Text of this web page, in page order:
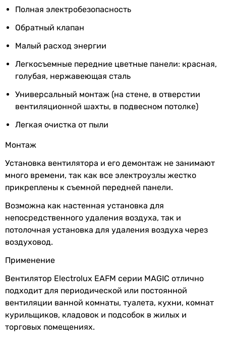
14 Вт
30 дБ
31.5 дБ
34 дБ
34 дБ
34 дБ
33 дБ
26 дБ
38 дБ
Шум от вентилятора
стандартный (от 28 до 35 дБ)
стандартный (от 28 до 35 дБ)
стандартный (от 28 до 35 дБ)
стандартный (от 28 до 35 дБ)
стандартный (от 28 до 35 дБ)
стандартный (от 28 до 35 дБ)
тихий (до 27 дБ)
тихий (до 27 дБ)
шумный (от 36 дБ)
шумный (от 36 дБ)
Монтаж вентилятора
настенный, потолочный
панели
Гарантия
Увидели ошибку в описании или характеристиках?
Сообщите нам об этом!
Magic EAFM-100T носят ознакомительный характер и могут
изменяться производителем без уведомления. Магазин не
несет ответственности за изменения, внесенные
Полная электробезопасность
Обратный клапан
Малый расход энергии
Легкосъемные передние цветные панели: красная,
голубая, нержавеющая сталь
Универсальный монтаж (на стене, в отверстии
вентиляционной шахты, в подвесном потолке)
Легкая очистка от пыли
Монтаж
Установка вентилятора и его демонтаж не занимают
много времени, так как все электроузлы жестко
прикреплены к съемной передней панели.
Возможна как настенная установка для
непосредственного удаления воздуха, так и
потолочная установка для удаления воздуха через
воздуховод.
Применение
Вентилятор Electrolux EAFM серии MAGIC отлично
подходит для периодической или постоянной
вентиляции ванной комнаты, туалета, кухни, комнат
курильщиков, кладовок и подсобок в жилых и
торговых помещениях.